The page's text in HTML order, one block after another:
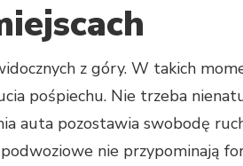
z góry. W takich
pośpiechu. Nie trzeba
auta pozostawia swobodę
nie przypominają